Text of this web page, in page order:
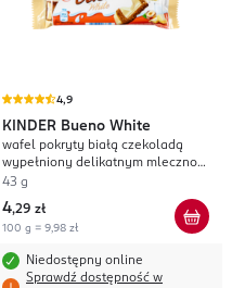
4,9
KINDER Bueno White
wafel pokryty białą czekoladą
wypełniony delikatnym mleczno-
orzechowym nadzieniem
43 g
4,29 zł
100 g = 9,98 zł
Niedostępny online
Sprawdź dostępność w